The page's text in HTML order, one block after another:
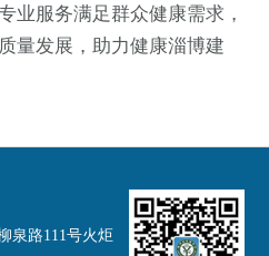
业服务满足群众健康需求，
量发展，助力健康淄博建
泉路111号火炬